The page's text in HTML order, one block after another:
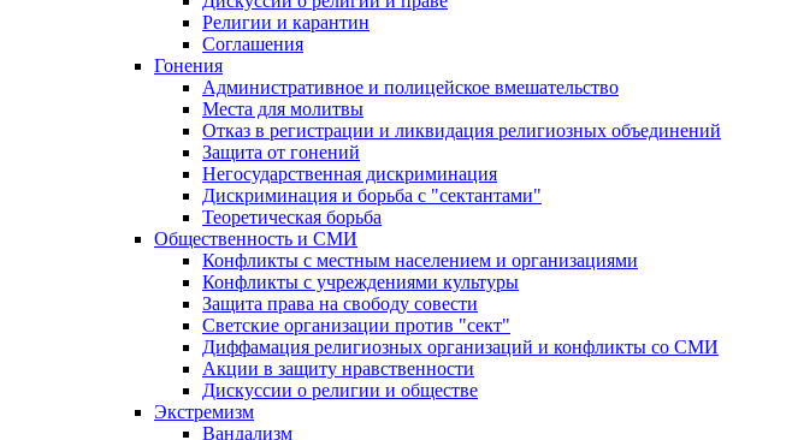
Религии и карантин
Соглашения
Гонения
Административное и полицейское вмешательство
Места для молитвы
Отказ в регистрации и ликвидация религиозных объединений
Защита от гонений
Негосударственная дискриминация
Дискриминация и борьба с "сектантами"
Теоретическая борьба
Общественность и СМИ
Конфликты с местным населением и организациями
Конфликты с учреждениями культуры
Защита права на свободу совести
Светские организации против "сект"
Диффамация религиозных организаций и конфликты со СМИ
Акции в защиту нравственности
Дискуссии о религии и обществе
Экстремизм
Вандализм